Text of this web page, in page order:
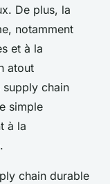
De plus, la
notamment
et à la
atout
supply chain
simple
à la
chain durable